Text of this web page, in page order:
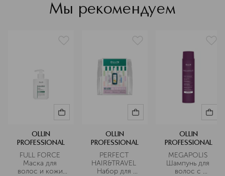
Подробнее
Мы рекомендуем
OLLIN
PROFESSIONAL
FULL FORCE
Маска для
волос и кожи
OLLIN
PROFESSIONAL
PERFECT
HAIR&TRAVEL
Набор для
OLLIN
PROFESSIONAL
MEGAPOLIS
Шампунь для
волос с